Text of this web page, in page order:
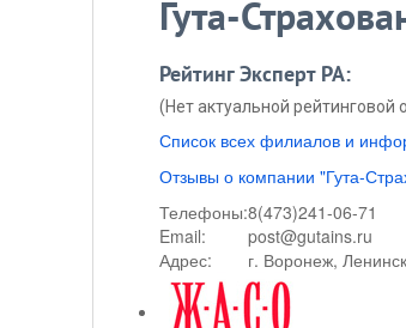
Гута-
Рейтинг Эксперт РА:
(Нет актуальной рейтинговой
Список всех филиалов и
Отзывы о компании "Гута-
Телефоны:8(473)241-06-71
Email:
post@gutains.ru
Адрес:
г. Воронеж,